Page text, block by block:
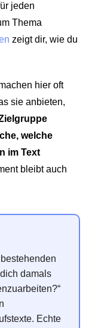
jeden
Thema
zeigt dir, wie du
hier oft
sie anbieten,
welche
im Text
bleibt auch
damals
Echte